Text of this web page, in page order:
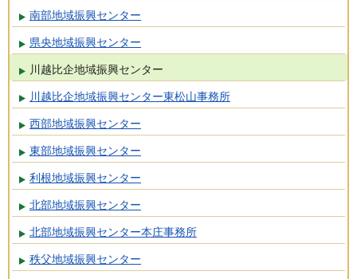
南部地域振興センター
県央地域振興センター
川越比企地域振興センター
川越比企地域振興センター東松山事務所
西部地域振興センター
東部地域振興センター
利根地域振興センター
北部地域振興センター
北部地域振興センター本庄事務所
秩父地域振興センター